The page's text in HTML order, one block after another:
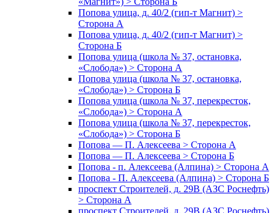
Попова улица, д. 40/2 (гип-т Магнит) >
Сторона А
Попова улица, д. 40/2 (гип-т Магнит) >
Сторона Б
Попова улица (школа № 37, остановка,
«Слобода») > Сторона А
Попова улица (школа № 37, остановка,
«Слобода») > Сторона Б
Попова улица (школа № 37, перекресток,
«Слобода») > Сторона А
Попова улица (школа № 37, перекресток,
«Слобода») > Сторона Б
Попова — П. Алексеева > Сторона А
Попова — П. Алексеева > Сторона Б
Попова - п. Алексеева (Алпина) > Сторона А
Попова - П. Алексеева (Алпина) > Сторона Б
проспект Строителей, д. 29В (АЗС Роснефть)
> Сторона А
проспект Строителей, д. 29В (АЗС Роснефть)